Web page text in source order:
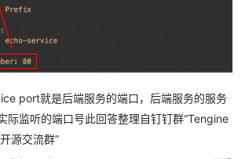
port就是后端服务的端口，后端服务的服务
际监听的端口号此回答整理自钉钉群“Tengine
源交流群”